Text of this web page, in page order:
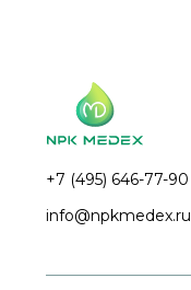
+7 (495) 646-77-90
info@npkmedex.ru